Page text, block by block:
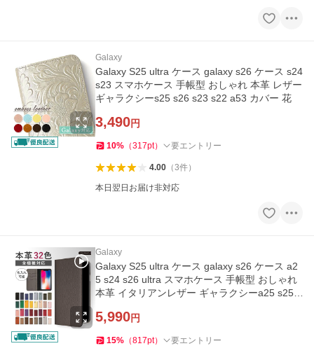
Galaxy
Galaxy S25 ultra ケース galaxy s26 ケース s24
s23 スマホケース 手帳型 おしゃれ 本革 レザー
ギャラクシーs25 s26 s23 s22 a53 カバー 花
3,490円
10% （317pt） 要エントリー
4.00（3件）
本日翌日お届け非対応
Galaxy
Galaxy S25 ultra ケース galaxy s26 ケース a2
5 s24 s26 ultra スマホケース 手帳型 おしゃれ
本革 イタリアンレザー ギャラクシーa25 s25 s
5,990円
15% （817pt） 要エントリー